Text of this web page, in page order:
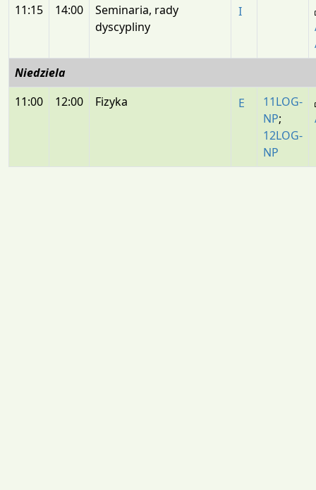
11:15
14:00
Seminaria, rady
dyscypliny
I
Niedziela
11:00
12:00 Fizyka E
11LOG-
NP;
12LOG-
NP